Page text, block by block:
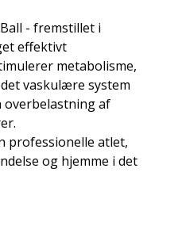
- fremstillet i
effektivt
metabolisme,
vaskulære system
overbelastning af
professionelle atlet,
og hjemme i det